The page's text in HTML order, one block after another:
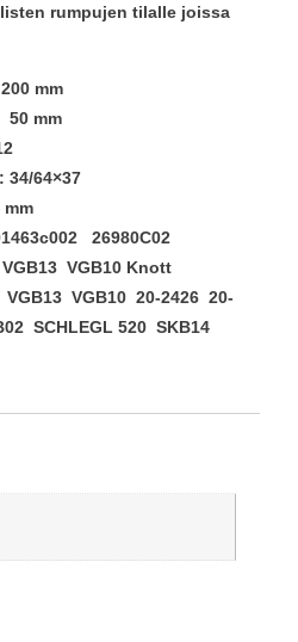
rumpujen tilalle joissa
200 mm
50 mm
34/64×37
mm
26980C02
VGB10 Knott
VGB10 20-2426 20-
SCHLEGL 520 SKB14